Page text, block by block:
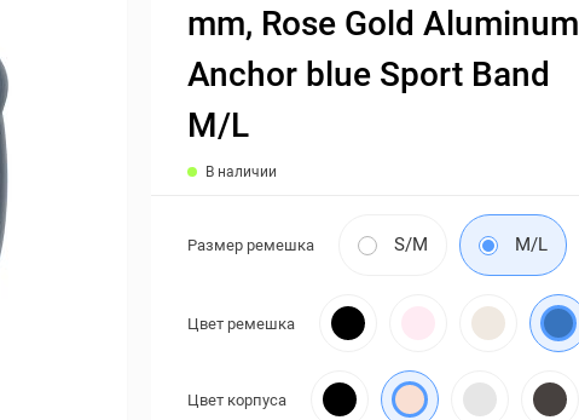
mm, Rose Gold Aluminum
Anchor blue Sport Band
M/L
В наличии
Размер ремешка S/M M/L
Цвет ремешка
Цвет корпуса